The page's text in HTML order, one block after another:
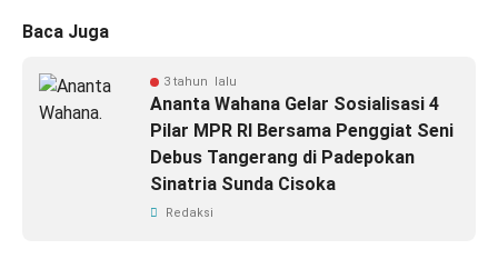
Baca Juga
3 tahun lalu
Ananta Wahana Gelar Sosialisasi 4
Pilar MPR RI Bersama Penggiat Seni
Debus Tangerang di Padepokan
Sinatria Sunda Cisoka
Redaksi